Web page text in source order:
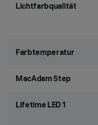
Lichtfarbqualität
Farbtemperatur
MacAdam Step
Lifetime LED 1